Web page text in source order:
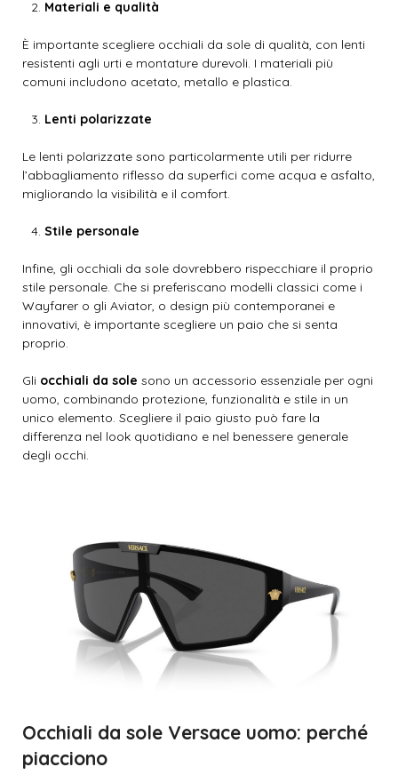
Materiali e qualità
È importante scegliere occhiali da sole di qualità, con lenti
resistenti agli urti e montature durevoli. I materiali più
comuni includono acetato, metallo e plastica.
Lenti polarizzate
Le lenti polarizzate sono particolarmente utili per ridurre
l’abbagliamento riflesso da superfici come acqua e asfalto,
migliorando la visibilità e il comfort.
Stile personale
Infine, gli occhiali da sole dovrebbero rispecchiare il proprio
stile personale. Che si preferiscano modelli classici come i
Wayfarer o gli Aviator, o design più contemporanei e
innovativi, è importante scegliere un paio che si senta
proprio.
Gli occhiali da sole sono un accessorio essenziale per ogni
uomo, combinando protezione, funzionalità e stile in un
unico elemento. Scegliere il paio giusto può fare la
differenza nel look quotidiano e nel benessere generale
degli occhi.
Occhiali da sole Versace uomo: perché
piacciono